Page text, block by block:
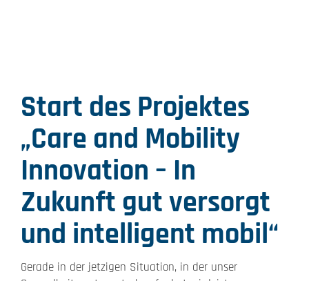
Start des Projektes
„Care and Mobility
Innovation – In
Zukunft gut versorgt
und intelligent mobil“
Gerade in der jetzigen Situation, in der unser